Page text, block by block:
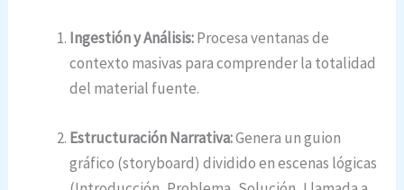
Ingestión y Análisis:Procesa ventanas de
contexto masivas para comprender la totalidad
del material fuente.
Estructuración Narrativa:Genera un guion
gráfico (storyboard) dividido en escenas lógicas